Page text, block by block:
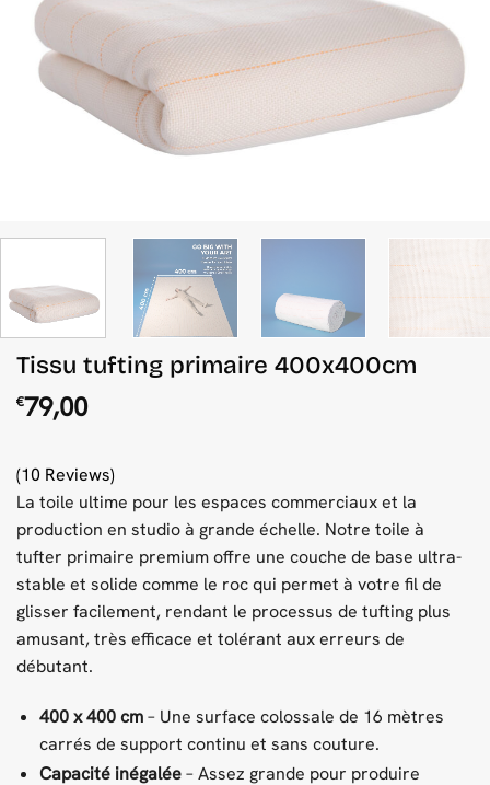
Tissu tufting primaire 400x400cm
€79,00
(10 Reviews)
La toile ultime pour les espaces commerciaux et la
production en studio à grande échelle. Notre toile à
tufter primaire premium offre une couche de base ultra-
stable et solide comme le roc qui permet à votre fil de
glisser facilement, rendant le processus de tufting plus
amusant, très efficace et tolérant aux erreurs de
débutant.
400 x 400 cm– Une surface colossale de 16 mètres
carrés de support continu et sans couture.
Capacité inégalée– Assez grande pour produire